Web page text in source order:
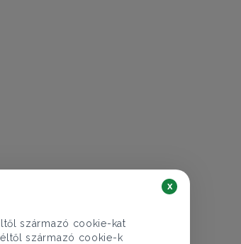
80 nm
származó cookie-kat
származó cookie-k
x